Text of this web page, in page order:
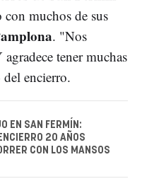
con muchos de sus
. "Nos
tener muchas
encierro.
EN SAN FERMÍN:
20 AÑOS
CON LOS MANSOS